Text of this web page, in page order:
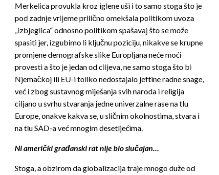
Merkelica provukla kroz iglene uši i to samo stoga što je
pod zadnje vrijeme prilično omekšala politikom uvoza
„izbjeglica“ odnosno politikom spašavaj što se može
spasiti jer, izgubimo li ključnu poziciju, nikakve se krupne
promjene demografske slike Europljana neće moći
provesti a što je jedan od ciljeva, ne samo stoga što bi
Njemačkoj ili EU-i toliko nedostajalo jeftine radne snage,
već i zbog sustavnog miješanja svih naroda i religija
ciljano u svrhu stvaranja jedne univerzalne rase na tlu
Europe, onakve kakva se, u sličnim okolnostima, stvara i
na tlu SAD-a već mnogim desetljećima.
Ni američki građanski rat nije bio slučajan…
Stoga, a obzirom da globalizacija traje mnogo duže od